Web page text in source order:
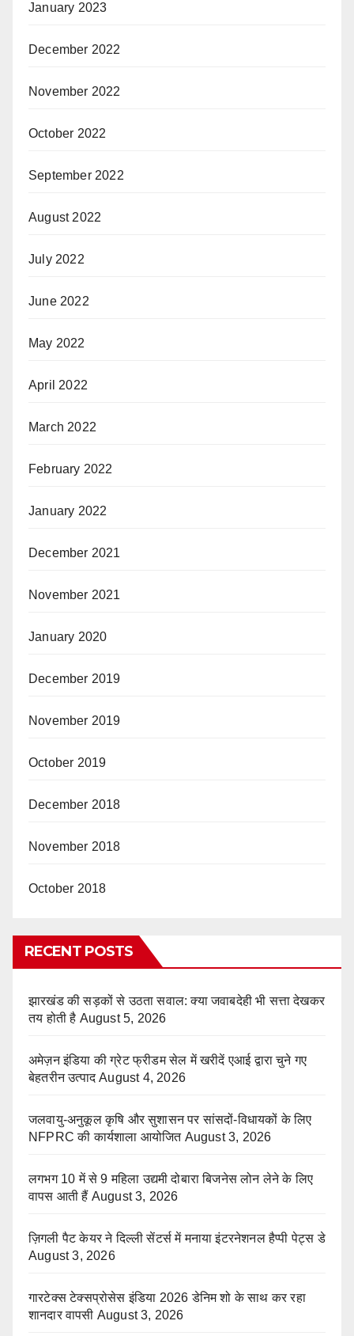
January 2023
December 2022
November 2022
October 2022
September 2022
August 2022
July 2022
June 2022
May 2022
April 2022
March 2022
February 2022
January 2022
December 2021
November 2021
January 2020
December 2019
November 2019
October 2019
December 2018
November 2018
October 2018
RECENT POSTS
झारखंड की सड़कों से उठता सवाल: क्या जवाबदेही भी सत्ता देखकर
तय होती है August 5, 2026
अमेज़न इंडिया की ग्रेट फ्रीडम सेल में खरीदें एआई द्वारा चुने गए
बेहतरीन उत्पाद August 4, 2026
जलवायु-अनुकूल कृषि और सुशासन पर सांसदों-विधायकों के लिए
NFPRC की कार्यशाला आयोजित August 3, 2026
लगभग 10 में से 9 महिला उद्यमी दोबारा बिजनेस लोन लेने के लिए
वापस आती हैं August 3, 2026
ज़िगली पैट केयर ने दिल्ली सेंटर्स में मनाया इंटरनेशनल हैप्पी पेट्स डे
August 3, 2026
गारटेक्स टेक्सप्रोसेस इंडिया 2026 डेनिम शो के साथ कर रहा
शानदार वापसी August 3, 2026